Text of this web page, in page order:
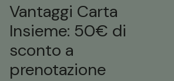
Vantaggi Carta
Insieme: 50€ di
sconto a
prenotazione